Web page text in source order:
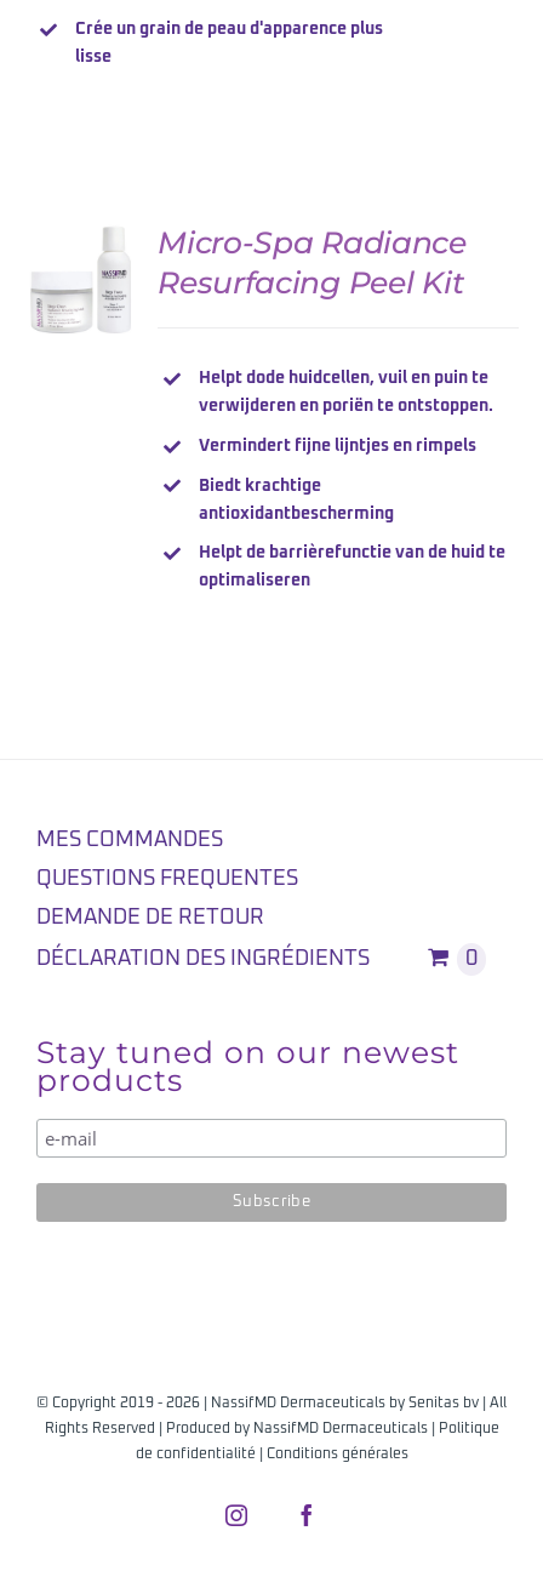
Crée un grain de peau d'apparence plus
lisse
DETAILS
Micro-Spa Radiance
Resurfacing Peel Kit
Helpt dode huidcellen, vuil en puin te
verwijderen en poriën te ontstoppen.
Vermindert fijne lijntjes en rimpels
Biedt krachtige
antioxidantbescherming
Helpt de barrièrefunctie van de huid te
optimaliseren
MES COMMANDES
QUESTIONS FREQUENTES
DEMANDE DE RETOUR
DÉCLARATION DES INGRÉDIENTS
0
Stay tuned on our newest
products
© Copyright 2019 - 2026 | NassifMD Dermaceuticals by Senitas bv | All
Rights Reserved | Produced by NassifMD Dermaceuticals|
Politique
de confidentialité
Conditions générales
InstagramFacebook